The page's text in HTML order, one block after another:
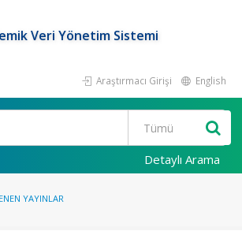
Veri Yönetim Sistemi
Araştırmacı Girişi English
Detaylı Arama
YAYINLAR